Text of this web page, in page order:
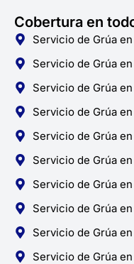
Cobertura en
Servicio de Grúa
Servicio de Grúa
Servicio de Grúa
Servicio de Grúa
Servicio de Grúa
Servicio de Grúa
Servicio de Grúa
Servicio de Grúa
Servicio de Grúa
Servicio de Grúa